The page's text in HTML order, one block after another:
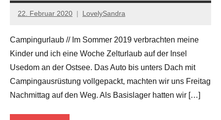
Brandenburg
22. Februar 2020 LovelySandra
Keine
Campingurlaub // Im Sommer 2019 verbrachten meine
Kinder und ich eine Woche Zelturlaub auf der Insel
Usedom an der Ostsee. Das Auto bis unters Dach mit
Campingausrüstung vollgepackt, machten wir uns Freitag
Nachmittag auf den Weg. Als Basislager hatten wir […]